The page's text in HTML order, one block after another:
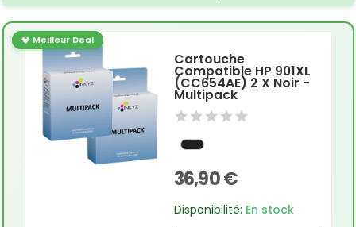
💎 Meilleur Deal
Cartouche
Compatible HP 901XL
(CC654AE) 2 X Noir -
Multipack
36,90 €
Disponibilité: En stock